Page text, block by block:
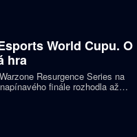
World Cupu. O
hra
Resurgence Series na
finále rozhodla až
na titul hned pět týmů.